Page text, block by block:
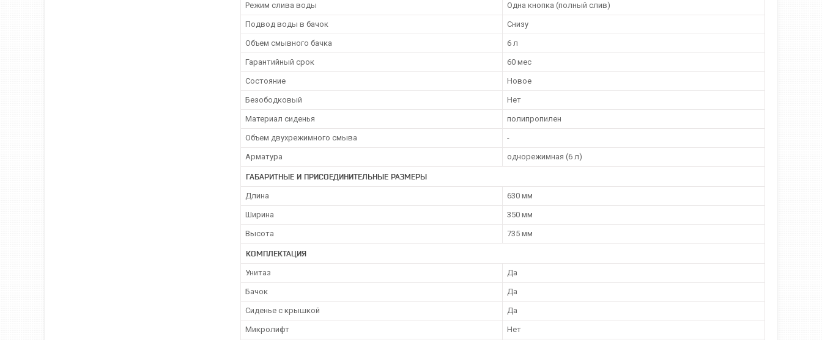
Режим слива воды Одна кнопка (полный слив)
Подвод воды в бачок Снизу
Объем смывного бачка 6 л
Гарантийный срок 60 мес
Состояние Новое
Безободковый Нет
Материал сиденья полипропилен
Объем двухрежимного смыва -
Арматура однорежимная (6 л)
ГАБАРИТНЫЕ И ПРИСОЕДИНИТЕЛЬНЫЕ РАЗМЕРЫ
Длина 630 мм
Ширина 350 мм
Высота 735 мм
КОМПЛЕКТАЦИЯ
Унитаз Да
Бачок Да
Сиденье с крышкой Да
Микролифт Нет